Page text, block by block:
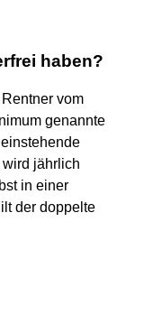
haben?
vom
genannte
jährlich
in einer
der doppelte